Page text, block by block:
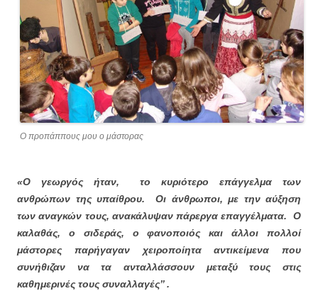
Ο προπάππους μου ο μάστορας
«Ο γεωργός ήταν, το κυριότερο επάγγελμα των
ανθρώπων της υπαίθρου. Οι άνθρωποι, με την αύξηση
των αναγκών τους, ανακάλυψαν πάρεργα επαγγέλματα. Ο
καλαθάς, ο σιδεράς, ο φανοποιός και άλλοι πολλοί
μάστορες παρήγαγαν χειροποίητα αντικείμενα που
συνήθιζαν να τα ανταλλάσσουν μεταξύ τους στις
καθημερινές τους συναλλαγές’’ .